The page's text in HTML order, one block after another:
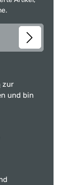
zur
und bin